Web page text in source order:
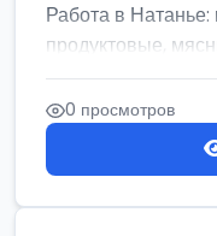
Работа в
продуктовые,
Разнорабочий на
0 просмотров